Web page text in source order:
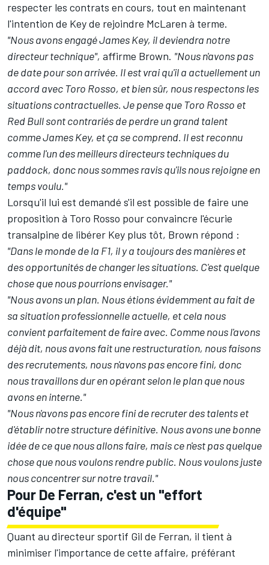
respecter les contrats en cours, tout en maintenant
l'intention de Key de rejoindre McLaren à terme.
"Nous avons engagé James Key, il deviendra notre
directeur technique", affirme Brown. "Nous n'avons pas
de date pour son arrivée. Il est vrai qu'il a actuellement un
accord avec Toro Rosso, et bien sûr, nous respectons les
situations contractuelles. Je pense que Toro Rosso et
Red Bull sont contrariés de perdre un grand talent
comme James Key, et ça se comprend. Il est reconnu
comme l'un des meilleurs directeurs techniques du
paddock, donc nous sommes ravis qu'ils nous rejoigne en
temps voulu."
Lorsqu'il lui est demandé s'il est possible de faire une
proposition à Toro Rosso pour convaincre l'écurie
transalpine de libérer Key plus tôt, Brown répond :
"Dans le monde de la F1, il y a toujours des manières et
des opportunités de changer les situations. C'est quelque
chose que nous pourrions envisager."
"Nous avons un plan. Nous étions évidemment au fait de
sa situation professionnelle actuelle, et cela nous
convient parfaitement de faire avec. Comme nous l'avons
déjà dit, nous avons fait une restructuration, nous faisons
des recrutements, nous n'avons pas encore fini, donc
nous travaillons dur en opérant selon le plan que nous
avons en interne."
"Nous n'avons pas encore fini de recruter des talents et
d'établir notre structure définitive. Nous avons une bonne
idée de ce que nous allons faire, mais ce n'est pas quelque
chose que nous voulons rendre public. Nous voulons juste
nous concentrer sur notre travail."
Pour De Ferran, c'est un "effort
d'équipe"
Quant au directeur sportif Gil de Ferran, il tient à
minimiser l'importance de cette affaire, préférant